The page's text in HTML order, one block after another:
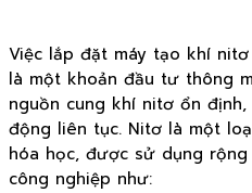
Việc lắp đặt máy tạo khí
là một khoản đầu tư thông
nguồn cung khí nitơ ổn
động liên tục. Nitơ là một
hóa học, được sử dụng
công nghiệp như: